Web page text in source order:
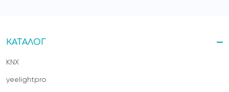
КАТАЛОГ
KNX
yeelightpro